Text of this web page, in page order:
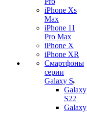
iPhone Xs
Max
iPhone 11
Pro Max
iPhone X
iPhone XR
Смартфоны
серии
Galaxy S
Galaxy
S22
Galaxy